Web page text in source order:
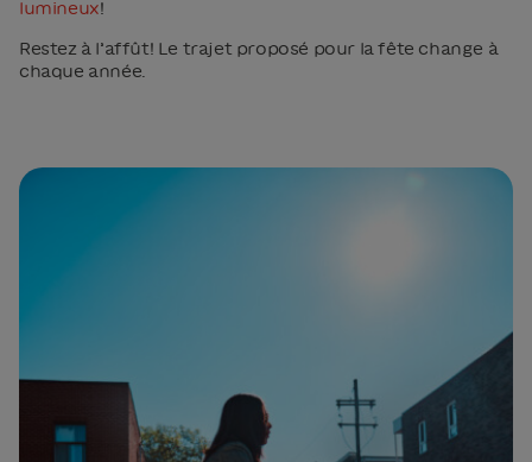
lumineux!
Restez à l’affût! Le trajet proposé pour la fête change à
chaque année.